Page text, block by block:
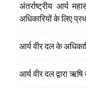
अंतर्राष्ट्रीय आर्य
अधिकारियों के लिए
आर्य वीर दल के
आर्य वीर दल द्वारा